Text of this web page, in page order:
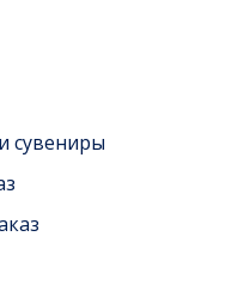
сувениры